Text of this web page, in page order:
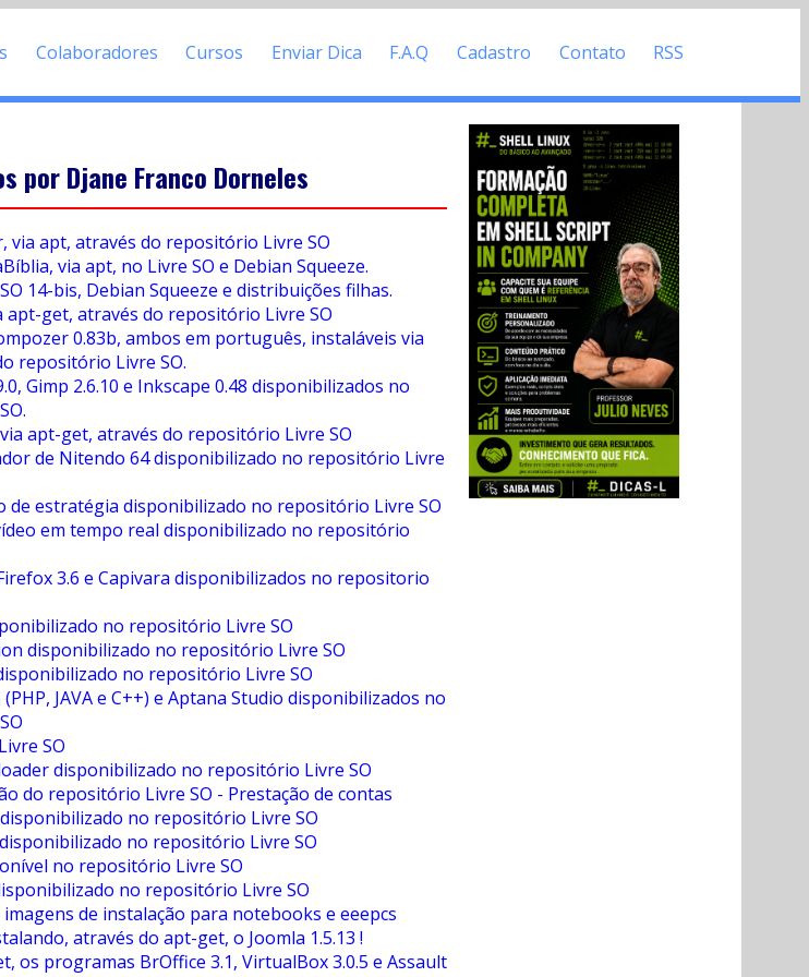
Colaboradores Cursos Enviar Dica F.A.Q Cadastro Contato RSS
por Djane Franco Dorneles
via apt, através do repositório Livre SO
via apt, no Livre SO e Debian Squeeze.
14-bis, Debian Squeeze e distribuições filhas.
apt-get, através do repositório Livre SO
0.83b, ambos em português, instaláveis via
repositório Livre SO.
Gimp 2.6.10 e Inkscape 0.48 disponibilizados no
apt-get, através do repositório Livre SO
de Nitendo 64 disponibilizado no repositório Livre
de estratégia disponibilizado no repositório Livre SO
em tempo real disponibilizado no repositório
3.6 e Capivara disponibilizados no repositorio
no repositório Livre SO
disponibilizado no repositório Livre SO
no repositório Livre SO
(PHP, JAVA e C++) e Aptana Studio disponibilizados no
SO
disponibilizado no repositório Livre SO
do repositório Livre SO - Prestação de contas
no repositório Livre SO
no repositório Livre SO
no repositório Livre SO
no repositório Livre SO
imagens de instalação para notebooks e eeepcs
através do apt-get, o Joomla 1.5.13 !
os programas BrOffice 3.1, VirtualBox 3.0.5 e Assault